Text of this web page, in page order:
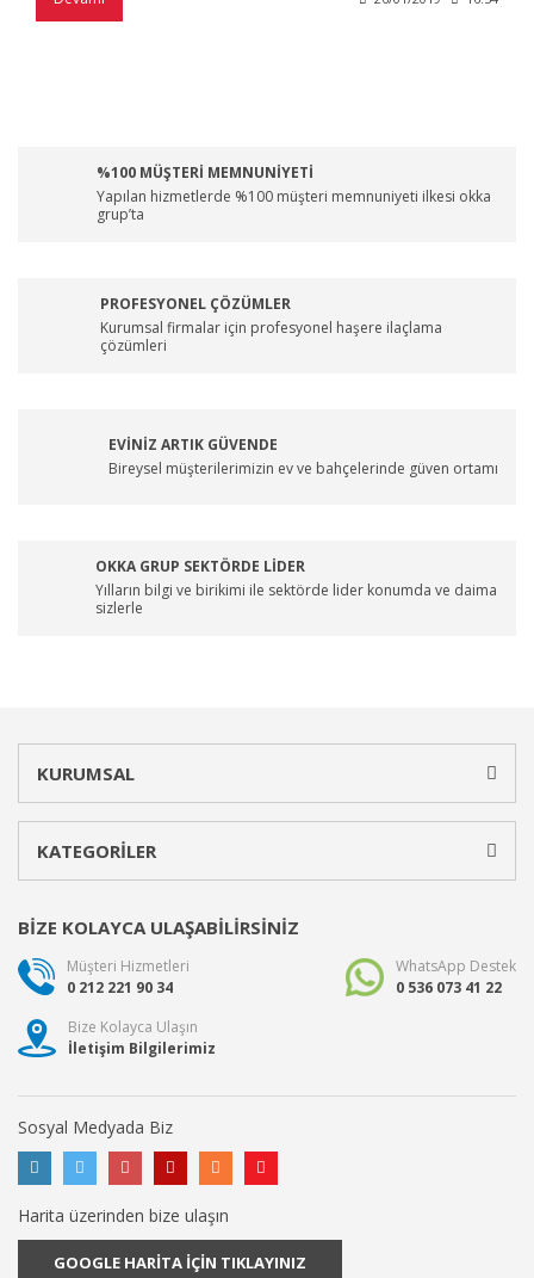
%100 MÜŞTERİ MEMNUNİYETİ
Yapılan hizmetlerde %100 müşteri memnuniyeti ilkesi okka
grup’ta
PROFESYONEL ÇÖZÜMLER
Kurumsal firmalar için profesyonel haşere ilaçlama
çözümleri
EVİNİZ ARTIK GÜVENDE
Bireysel müşterilerimizin ev ve bahçelerinde güven ortamı
OKKA GRUP SEKTÖRDE LİDER
Yılların bilgi ve birikimi ile sektörde lider konumda ve daima
sizlerle
KURUMSAL
KATEGORİLER
BİZE KOLAYCA ULAŞABİLİRSİNİZ
Müşteri Hizmetleri
0 212 221 90 34
WhatsApp Destek
0 536 073 41 22
Bize Kolayca Ulaşın
İletişim Bilgilerimiz
Sosyal Medyada Biz
Harita üzerinden bize ulaşın
GOOGLE HARİTA İÇİN TIKLAYINIZ